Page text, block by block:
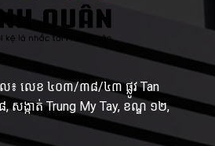
៖ លេខ ៤០៣/៣៨/៤៣ ផ្លូវ Tan
សង្កាត់ Trung My Tay, ខណ្ឌ ១២,